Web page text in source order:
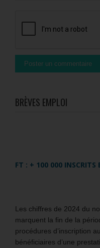
BRÈVES EMPLOI
FT : + 100 000 INSCRITS
Les chiffres de 2024 du
marquent la fin de la
procédures d’inscription
bénéficiaires d’une